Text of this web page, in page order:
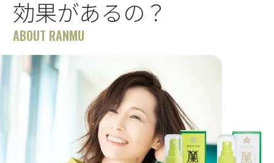
効果があるの？
ABOUT RANMU